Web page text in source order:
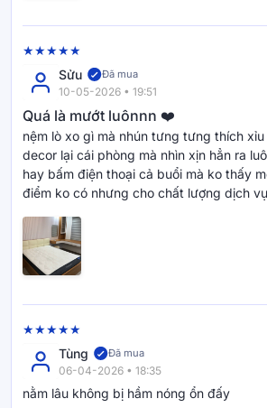
Sửu Đã mua
10-05-2026 • 19:51
Quá là mướt luônnn ❤️
nệm lò xo gì mà nhún tưng tưng thích
decor lại cái phòng mà nhìn xịn hẳn ra
hay bấm điện thoại cả buổi mà ko thấy
điểm ko có nhưng cho chất lượng dịch
Tùng Đã mua
06-04-2026 • 18:35
nằm lâu không bị hầm nóng ổn đấy